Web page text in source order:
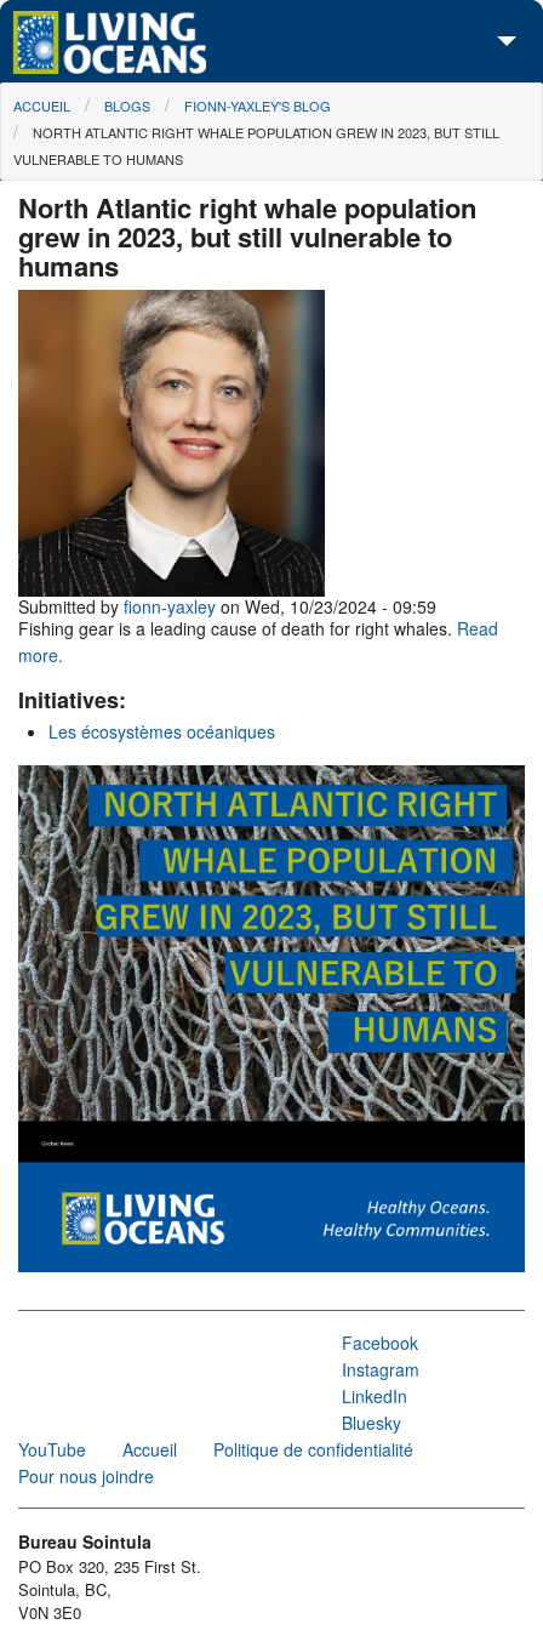
Skip to main content
À propos de nous
Nos campagnes
Centre des Médias
Les Cartes
Passez à l'action
You are here
ACCUEIL BLOGS
FIONN-YAXLEY'S BLOG
NORTH ATLANTIC RIGHT WHALE POPULATION GREW IN 2023, BUT STILL
VULNERABLE TO HUMANS
North Atlantic right whale population
grew in 2023, but still vulnerable to
humans
Submitted by fionn-yaxley on Wed, 10/23/2024 - 09:59
Fishing gear is a leading cause of death for right whales. Read
more.
Initiatives:
Les écosystèmes océaniques
Facebook
Instagram
LinkedIn
Bluesky
YouTube
Accueil
Politique de confidentialité
Pour nous joindre
Bureau Sointula
PO Box 320, 235 First St.
Sointula, BC,
V0N 3E0